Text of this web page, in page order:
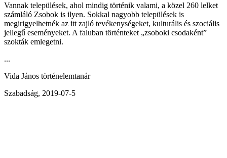
Vannak települések, ahol mindig történik valami, a közel 260 lelket
számláló Zsobok is ilyen. Sokkal nagyobb települések is
megirigyelhetnék az itt zajló tevékenységeket, kulturális és szociális
jellegű eseményeket. A faluban történteket „zsoboki csodaként”
szokták emlegetni.
...
Vida János történelemtanár
Szabadság, 2019-07-5